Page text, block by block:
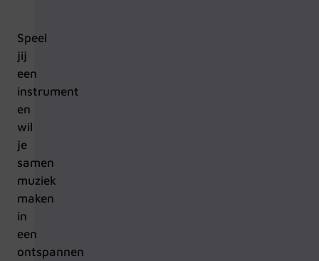
Speel
jij
een
instrument
en
wil
je
samen
muziek
maken
in
een
ontspannen